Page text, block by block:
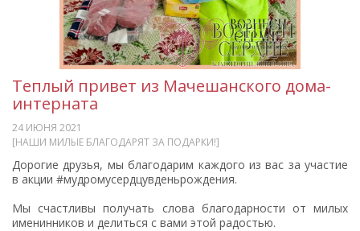
Теплый привет из Мачешанского дома-
интерната
24 ИЮНЯ 2021
[НАШИ МИЛЫЕ БЛАГОДАРЯТ ЗА ПОДАРКИ!]
Дорогие друзья, мы благодарим каждого из вас за участие
в акции #мудромусердцувденьрождения.
Мы счастливы получать слова благодарности от милых
именинников и делиться с вами этой радостью.